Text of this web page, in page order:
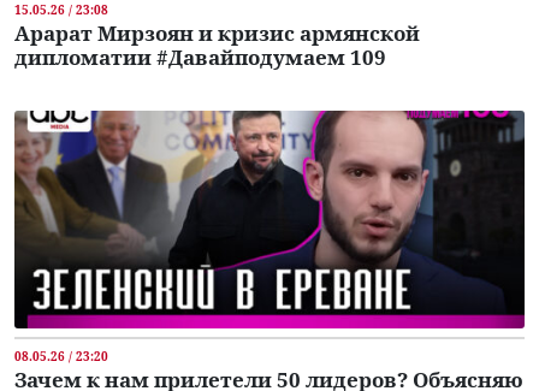
15.05.26 / 23:08
Арарат Мирзоян и кризис армянской
дипломатии #Давайподумаем 109
08.05.26 / 23:20
Зачем к нам прилетели 50 лидеров? Объясняю